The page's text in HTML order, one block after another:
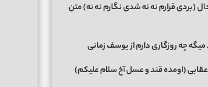
(بردی قرارم نه نه شدی نگارم نه نه) متن
چه روزگاری دارم از یوسف زمانی
عقابی (اومده قند و عسل آخ سلام علیکم)